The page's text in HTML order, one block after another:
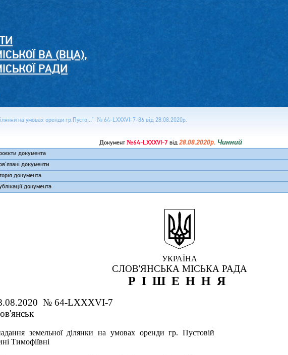
ВА (ВЦА),
РАДИ
на умовах оренди гр.Пусто..." № 64-LXXXVI-7-86 від 28.08.2020р.
Документ №64-LXXXVI-7від 28.08.2020р.Чинний
документа
документи
документа
документа
УКРАЇНА
СЛОВ'ЯНСЬКА МІСЬКА РАДА
РІШЕННЯ
№ 64-LXXXVI-7
земельної ділянки на умовах оренди гр. Пустовій
Тимофіївні